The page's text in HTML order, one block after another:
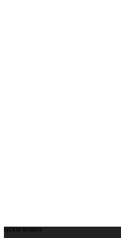
QUEM SOMOS